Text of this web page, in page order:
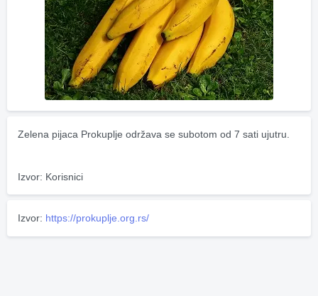
Zelena pijaca Prokuplje održava se subotom od 7 sati ujutru.
Izvor: Korisnici
Izvor: https://prokuplje.org.rs/